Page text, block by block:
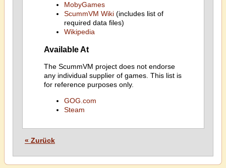
MobyGames
ScummVM Wiki(includes list of
required data files)
Wikipedia
Available At
The ScummVM project does not endorse
any individual supplier of games. This list is
for reference purposes only.
GOG.com
Steam
« Zurück